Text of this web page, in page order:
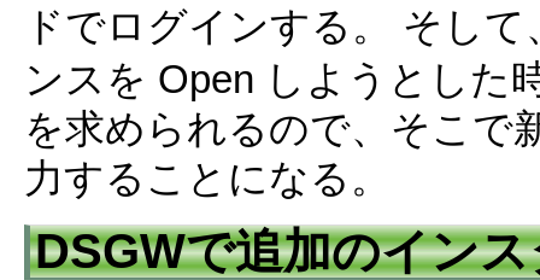
ドでログインする。 そし
ンスを Open しようとした
を求められるので、そこで
力することになる。
DSGWで追加のイン